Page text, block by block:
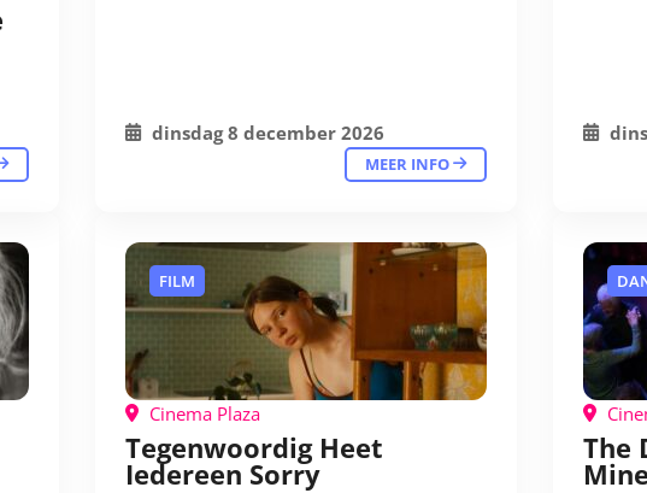
dinsdag 8 december 2026
MEER INFO
FILM
Cinema Plaza
Tegenwoordig Heet
Iedereen Sorry
The